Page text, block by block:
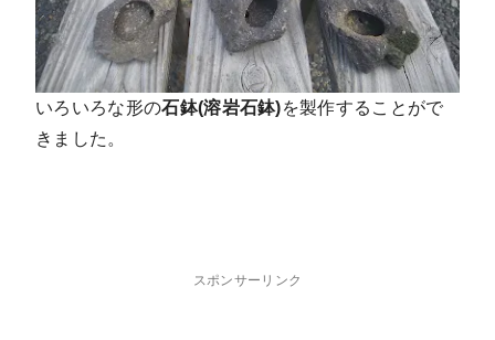
いろいろな形の石鉢(溶岩石鉢)を製作することがで
きました。
スポンサーリンク